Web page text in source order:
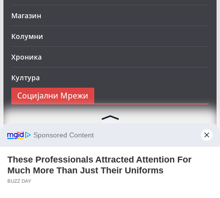
Магазин
Колумни
Хроника
Култура
Социјални Мрежи
Следете нè на Фејсбук за да сте во тек со најновите